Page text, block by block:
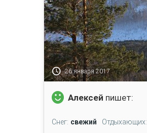
26 января 2017
Алексей пишет:
Снег: свежий Отдыхающих: